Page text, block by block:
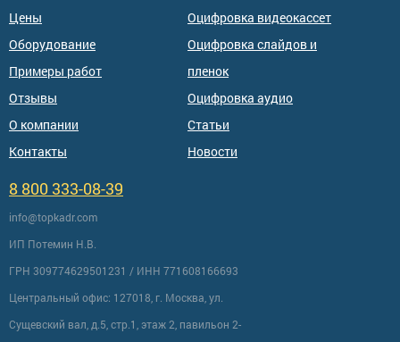
Цены
Оборудование
Примеры работ
Отзывы
О компании
Контакты
Оцифровка видеокассет
Оцифровка слайдов и
пленок
Оцифровка аудио
Статьи
Новости
8 800 333-08-39
info@topkadr.com
ИП Потемин Н.В.
ГРН 309774629501231 / ИНН 771608166693
Центральный офис: 127018, г. Москва, ул.
Сущевский вал, д.5, стр.1, этаж 2, павильон 2-